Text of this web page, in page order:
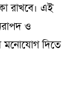
রাখবে। এই
ও
মনোযোগ দিতে